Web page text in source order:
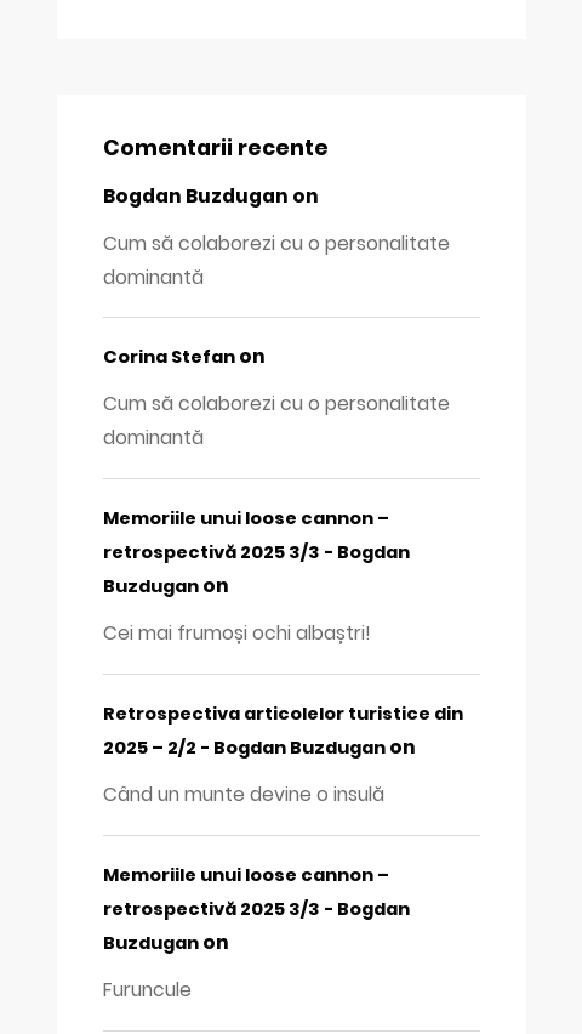
Comentarii recente
Bogdan Buzdugan on
Cum să colaborezi cu o personalitate
dominantă
Corina Stefan on
Cum să colaborezi cu o personalitate
dominantă
Memoriile unui loose cannon –
retrospectivă 2025 3/3 - Bogdan
Buzdugan on
Cei mai frumoși ochi albaștri!
Retrospectiva articolelor turistice din
2025 – 2/2 - Bogdan Buzdugan on
Când un munte devine o insulă
Memoriile unui loose cannon –
retrospectivă 2025 3/3 - Bogdan
Buzdugan on
Furuncule